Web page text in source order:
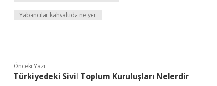
Yabancılar kahvaltıda ne yer
Önceki Yazı
Türkiyedeki Sivil Toplum Kuruluşları Nelerdir